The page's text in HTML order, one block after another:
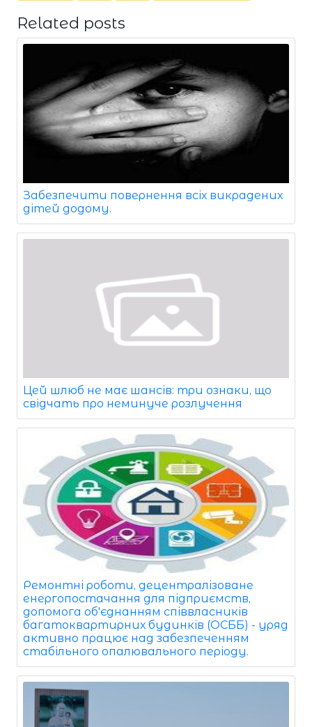
Related posts
Забезпечити повернення всіх викрадених
дітей додому.
Цей шлюб не має шансів: три ознаки, що
свідчать про неминуче розлучення
Ремонтні роботи, децентралізоване
енергопостачання для підприємств,
допомога об'єднанням співвласників
багатоквартирних будинків (ОСББ) - уряд
активно працює над забезпеченням
стабільного опалювального періоду.